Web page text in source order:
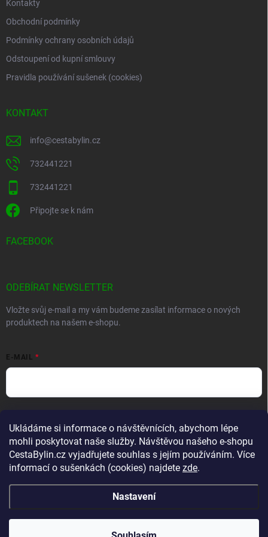
Ukládáme si informace o návštěvnících, abychom lépe
mohli poskytovat naše služby. Návštěvou našeho e-shopu
CestaBylin.cz vyjadřujete souhlas s jejím používáním. Více
informací o sušenkách (cookies) najdete zde.
Nastavení
Kontakty
Obchodní podmínky
Podmínky ochrany osobních údajů
Odstoupení od kupní smlouvy
Pravidla používání sušenek (cookies)
KONTAKT
info@cestabylin.cz
732441221
732441221
Připojte se k nám
FACEBOOK
ODEBÍRAT NEWSLETTER
Vložte svůj e-mail a my vám budeme zasílat informace o nových
produktech na našem e-shopu.
E-MAIL
Přihlásit se
CestaBylin.cz . Všechna práva vyhrazena.